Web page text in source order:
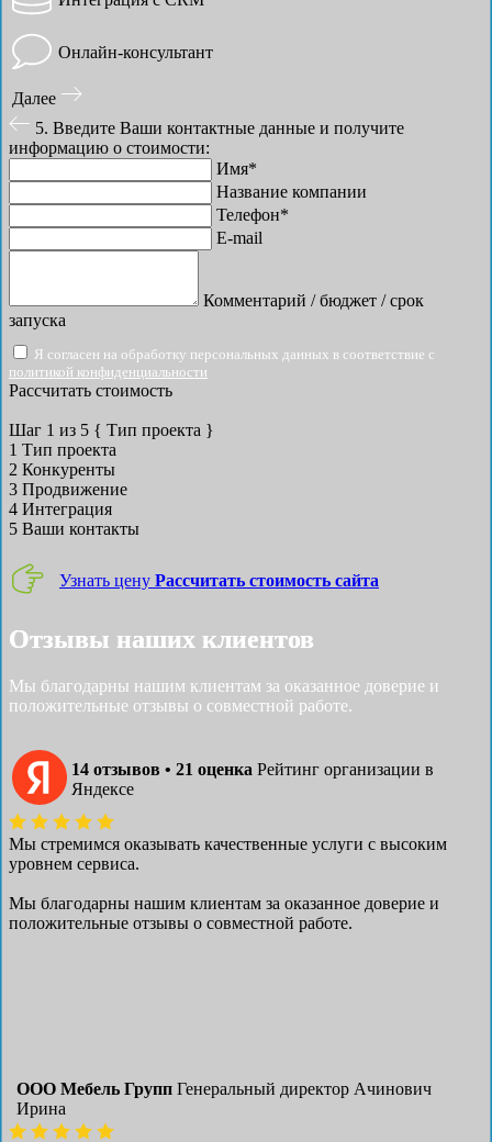
Онлайн-консультант
Далее
5. Введите Ваши контактные данные и получите
информацию о стоимости:
Имя*
Название компании
Телефон*
E-mail
Комментарий / бюджет / срок
запуска
Я согласен на обработку персональных данных в соответствие с
политикой конфиденциальности
Рассчитать стоимость
Шаг 1 из 5 { Тип проекта }
1 Тип проекта
2 Конкуренты
3 Продвижение
4 Интеграция
5 Ваши контакты
Узнать цену Рассчитать стоимость сайта
Отзывы наших клиентов
Мы благодарны нашим клиентам за оказанное доверие и
положительные отзывы о совместной работе.
14 отзывов • 21 оценка Рейтинг организации в
Яндексе
Мы стремимся оказывать качественные услуги с высоким
уровнем сервиса.
Мы благодарны нашим клиентам за оказанное доверие и
положительные отзывы о совместной работе.
ООО Мебель Групп Генеральный директор Ачинович
Ирина